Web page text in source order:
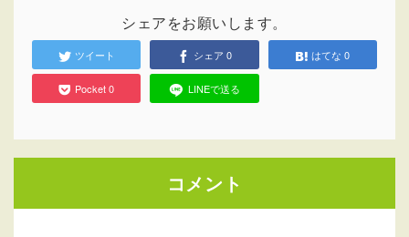
シェアをお願いします。
ツイート シェア 0 はてな 0
Pocket0 LINEで送る
コメント